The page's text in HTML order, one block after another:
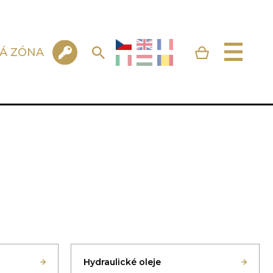
ZÓNA
Hydraulické oleje